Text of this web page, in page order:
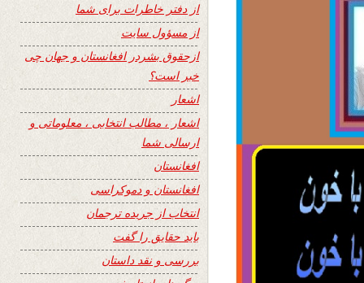
از دفتر خاطرات برای شما
از مسؤول سایت
ازحقوق بشردر افغانستان و جهان چی
خبر است؟
اشعار
اشعار ، مطالب انتخابی ، معلوماتی و
ارسالی شما
افغانستان
افغانستان و دموکراسی
انتخاب از جریده ترجمان
باید حقایق را گفت
بررسی و نقد داستان